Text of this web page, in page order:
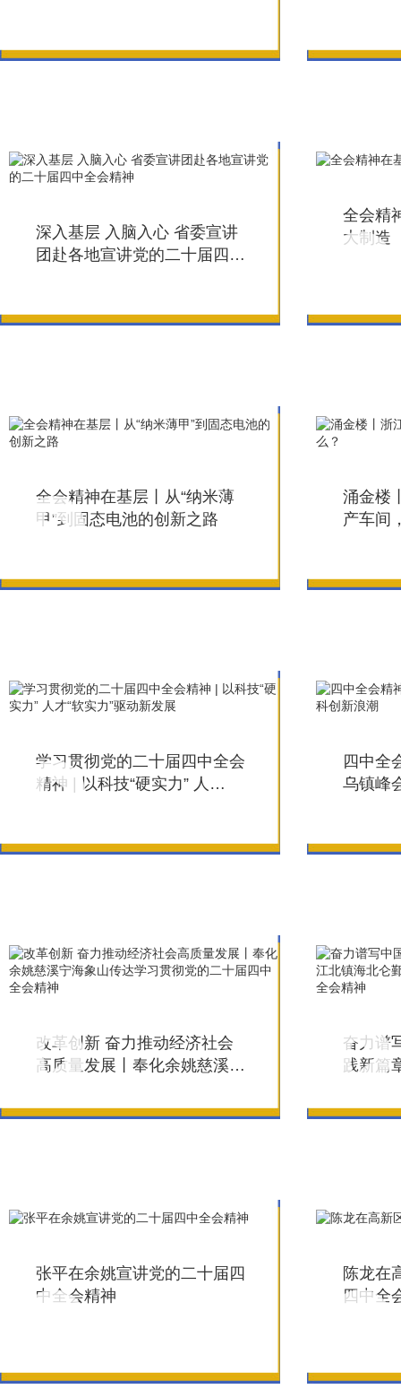
深入基层 入脑入心 省委宣讲
团赴各地宣讲党的二十届四中
全会精
大制造
全会精神在基层丨从“纳米薄
甲”到固态电池的创新之路
涌金楼
产车间
学习贯彻党的二十届四中全会
精神 | 以科技“硬实力” 人
四中全
乌镇峰
改革创新 奋力推动经济社会
高质量发展丨奉化余姚慈溪宁
届四中全会精神
奋力谱
践新篇
四中全
张平在余姚宣讲党的二十届四
中全会精神
陈龙在
四中全